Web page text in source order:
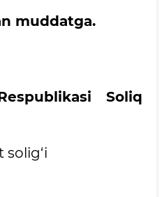
muddatga.
Soliq
solig‘i